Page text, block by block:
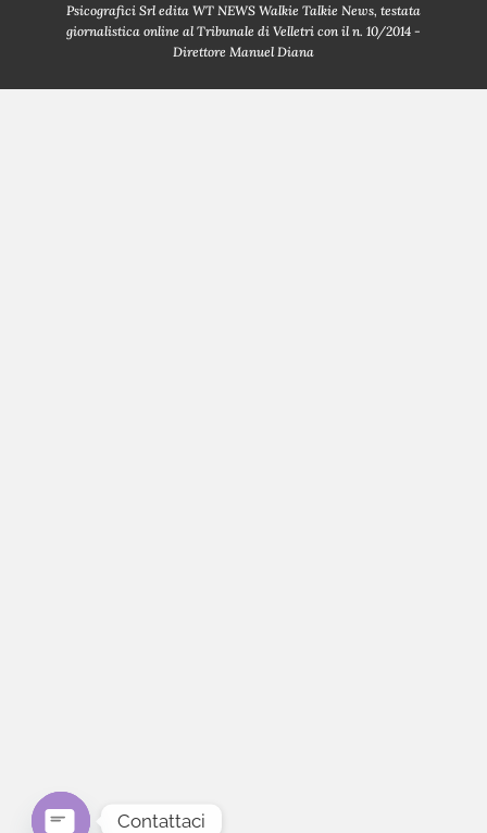
Psicografici Srl edita WT NEWS Walkie Talkie News, testata
giornalistica online al Tribunale di Velletri con il n. 10/2014 -
Direttore Manuel Diana
Contattaci